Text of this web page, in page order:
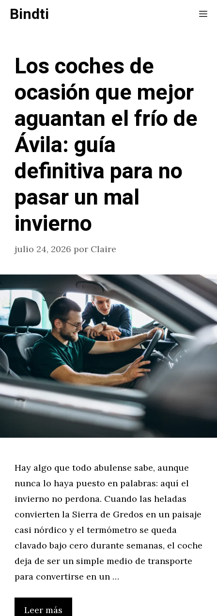
SaltarBindti
Los coches de
ocasión que mejor
aguantan el frío de
Ávila: guía
definitiva para no
pasar un mal
invierno
julio 24, 2026 por Claire
Hay algo que todo abulense sabe, aunque
nunca lo haya puesto en palabras: aquí el
invierno no perdona. Cuando las heladas
convierten la Sierra de Gredos en un paisaje
casi nórdico y el termómetro se queda
clavado bajo cero durante semanas, el coche
deja de ser un simple medio de transporte
para convertirse en un …
Leer más